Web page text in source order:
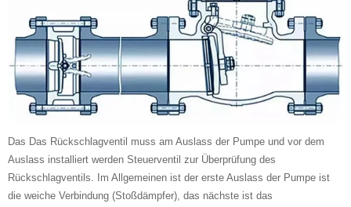
Das Das Rückschlagventil muss am Auslass der Pumpe und vor dem
Auslass installiert werden Steuerventil zur Überprüfung des
Rückschlagventils. Im Allgemeinen ist der erste Auslass der Pumpe ist
die weiche Verbindung (Stoßdämpfer), das nächste ist das